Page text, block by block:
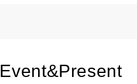
Event&Present